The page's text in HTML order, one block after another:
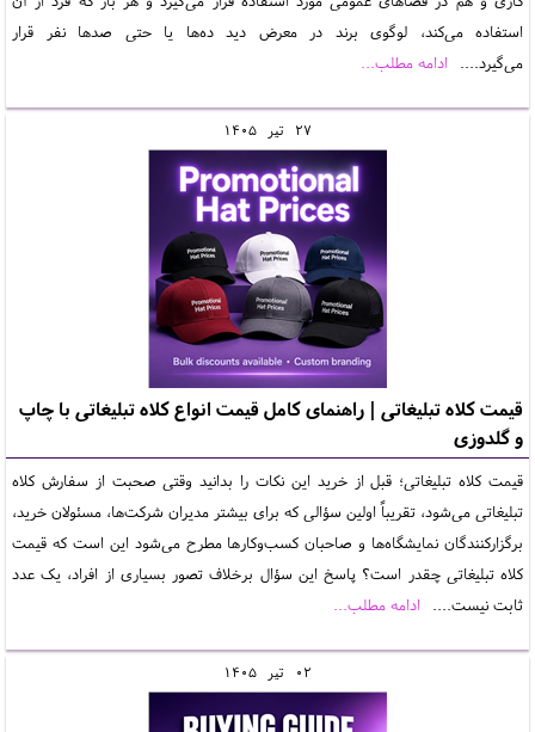
استفاده می‌کند، لوگوی برند در معرض دید ده‌ها یا حتی صدها نفر قرار
می‌گیرد.... ادامه مطلب...
27 تير 1405
قیمت کلاه تبلیغاتی | راهنمای کامل قیمت انواع کلاه تبلیغاتی با چاپ
و گلدوزی
قیمت کلاه تبلیغاتی؛ قبل از خرید این نکات را بدانید وقتی صحبت از سفارش کلاه
تبلیغاتی می‌شود، تقریباً اولین سؤالی که برای بیشتر مدیران شرکت‌ها، مسئولان خرید،
برگزارکنندگان نمایشگاه‌ها و صاحبان کسب‌وکارها مطرح می‌شود این است که قیمت
کلاه تبلیغاتی چقدر است؟ پاسخ این سؤال برخلاف تصور بسیاری از افراد، یک عدد
ثابت نیست.... ادامه مطلب...
02 تير 1405